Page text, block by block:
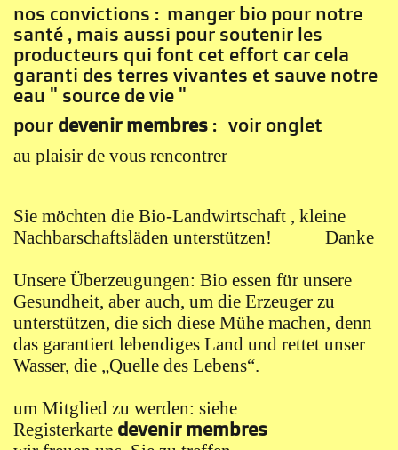
nos convictions : manger bio pour notre
santé , mais aussi pour soutenir les
producteurs qui font cet effort car cela
garanti des terres vivantes et sauve notre
eau " source de vie "
pour devenir membres : voir onglet
au plaisir de vous rencontrer
Sie möchten die Bio-Landwirtschaft , kleine
Nachbarschaftsläden unterstützen! Danke
Unsere Überzeugungen: Bio essen für unsere
Gesundheit, aber auch, um die Erzeuger zu
unterstützen, die sich diese Mühe machen, denn
das garantiert lebendiges Land und rettet unser
Wasser, die „Quelle des Lebens“.
um Mitglied zu werden: siehe
Registerkarte devenir membres